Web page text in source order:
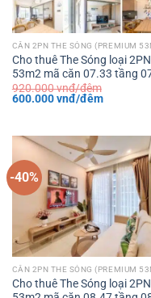
CĂN 2PN THE SÓNG (PREMIUM
Cho thuê The Sóng loại 2PN
53m2 mã căn 07.33 tầng
920.000vnđ/đêm
Giá
đêm.
600.000vnđ/đêmGiá
600.000
đêm.
-40%
CĂN 2PN THE SÓNG (PREMIUM
Cho thuê The Sóng loại 2PN